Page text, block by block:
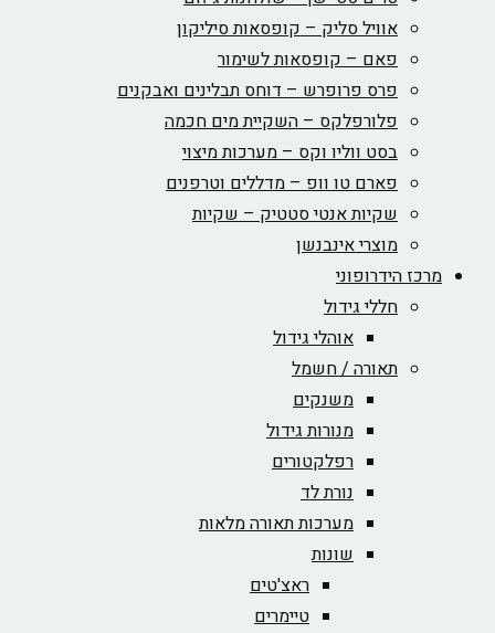
אוויל סליק – קופסאות סיליקון
פאם – קופסאות לשימור
פרס פרופרש – דוחס תבלינים ואבקנים
פלורפלקס – השקיית מים חכמה
בסט ווליו וקס – מערכות מיצוי
פארם טו וופ – מדללים וטרפנים
שקיות אנטי סטטיק – שקיות
מוצרי אינבנשן
מרכז הידרופוני
חללי גידול
אוהלי גידול
תאורה / חשמל
משנקים
מנורות גידול
רפלקטורים
נורת לד
מערכות תאורה מלאות
שונות
ראצ'טים
טיימרים